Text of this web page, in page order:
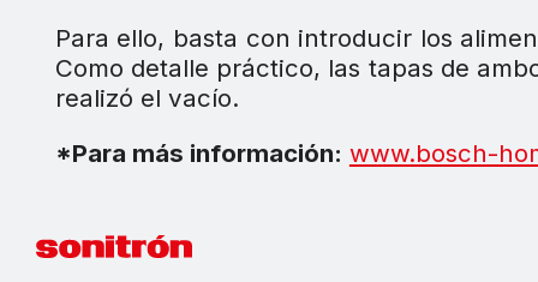
Para ello, basta con introducir los
Como detalle práctico, las tapas de
realizó el vacío.
*Para más información: www.bosch-